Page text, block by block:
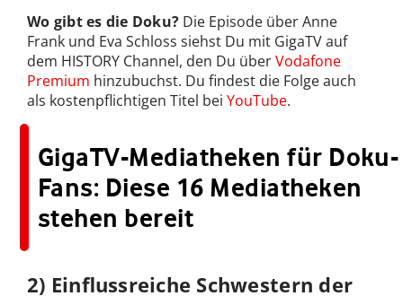
Wo gibt es die Doku? Die Episode über Anne
Frank und Eva Schloss siehst Du mit GigaTV auf
dem HISTORY Channel, den Du überVodafone
Premium hinzubuchst. Du findest die Folge auch
als kostenpflichtigen Titel bei YouTube.
GigaTV-Mediatheken für Doku-
Fans: Diese 16 Mediatheken
stehen bereit
2) Einflussreiche Schwestern der